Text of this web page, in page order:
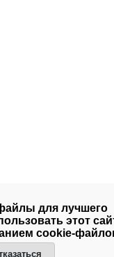
для лучшего
этот
cookie-